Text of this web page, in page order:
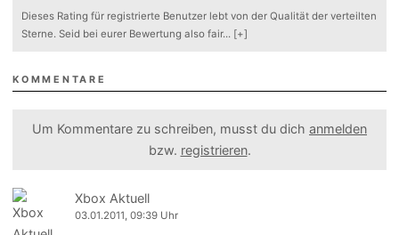
Dieses Rating für registrierte Benutzer lebt von der Qualität der verteilten
Sterne. Seid bei eurer Bewertung also fair... [+]
KOMMENTARE
Um Kommentare zu schreiben, musst du dich anmelden
bzw. registrieren.
Xbox Aktuell
03.01.2011, 09:39 Uhr